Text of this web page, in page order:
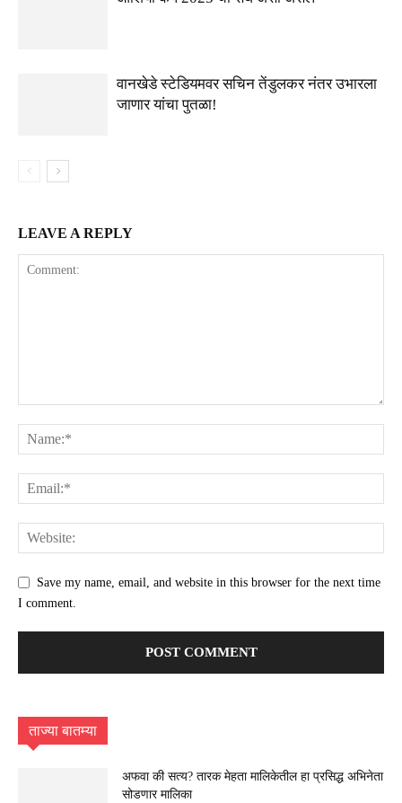
वानखेडे स्टेडियमवर सचिन तेंडुलकर नंतर उभारला
जाणार यांचा पुतळा!
LEAVE A REPLY
Save my name, email, and website in this browser for the next time
I comment.
ताज्या बातम्या
अफवा की सत्य? तारक मेहता मालिकेतील हा प्रसिद्ध अभिनेता
सोडणार मालिका